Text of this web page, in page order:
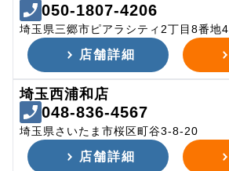
050-1807-4206
埼玉県三郷市ピアラシティ2丁目8番地4
店舗詳細
埼玉西浦和店
048-836-4567
埼玉県さいたま市桜区町谷3-8-20
店舗詳細